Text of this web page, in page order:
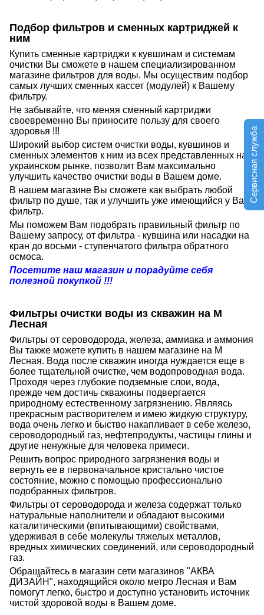
Сервисная служба
Подбор фильтров и сменных картриджей к
ним
Купить сменные картриджи к кувшинам и системам
очистки Вы сможете в нашем специализированном
магазине фильтров для воды. Мы осуществим подбор
самых лучших сменных кассет (модулей) к Вашему
фильтру.
Не забывайте, что меняя сменный картриджи
своевременно Вы приносите пользу для своего
здоровья !!!
Широкий выбор систем очистки воды, кувшинов и
сменных элементов к ним из всех представленных на
украинском рынке, позволит Вам максимально
улучшить качество очистки воды в Вашем доме.
В нашем магазине Вы сможете как выбрать любой
фильтр по душе, так и улучшить уже имеющийся у Вас
фильтр.
Мы поможем Вам подобрать правильный фильтр по
Вашему запросу, от фильтра - кувшина или насадки на
кран до восьми - ступенчатого фильтра обратного
осмоса.
Посетите наш магазин и порадуйте себя
полезной покупкой !!!
Фильтры очистки воды из скважин на М
Лесная
Фильтры от сероводорода, железа, аммиака и аммония
Вы также можете купить в нашем магазине на М
Лесная. Вода после скважин иногда нуждается еще в
более тщательной очистке, чем водопроводная вода.
Проходя через глубокие подземные слои, вода,
прежде чем достичь скважины подвергается
природному естественному загрязнению. Являясь
прекрасным растворителем и имею жидкую структуру,
вода очень легко и быство накапливает в себе железо,
сероводородный газ, нефтепродукты, частицы глины и
другие ненужные для человека примеси.
Решить вопрос природного загрязнения воды и
вернуть ее в первоначальное кристально чистое
состояние, можно с помощью профессионально
подобранных фильтров.
Фильтры от сероводорода и железа содержат только
натуральные наполнители и обладают высокими
каталитическими (впитывающими) свойствами,
удерживая в себе молекулы тяжелых металлов,
вредных химических соединений, или сероводородный
газ.
Обращайтесь в магазин сети магазинов "АКВА
ДИЗАЙН", находящийся около метро Лесная и Вам
помогут легко, быстро и доступно установить источник
чистой здоровой воды в Вашем доме.